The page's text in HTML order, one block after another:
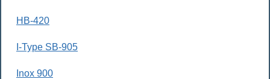
HB-420
I-Type SB-905
Inox 900